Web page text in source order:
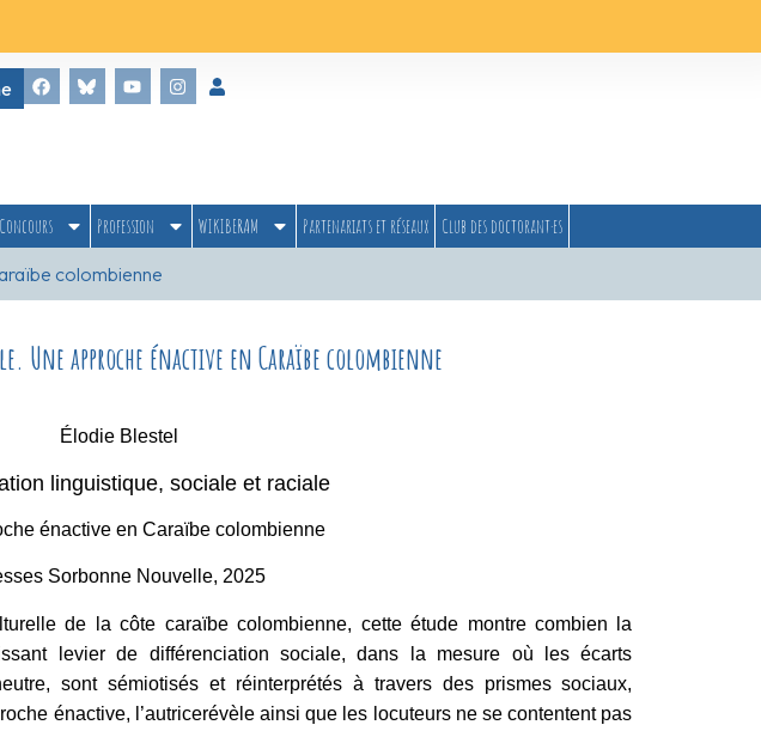
Profession WIKIBERAM Partenariats et réseaux
Club des doctorant·es
colombienne
approche énactive en Caraïbe colombienne
Élodie Blestel
linguistique, sociale et raciale
énactive en Caraïbe colombienne
Sorbonne Nouvelle, 2025
de la côte caraïbe colombienne, cette étude montre combien la
levier de différenciation sociale, dans la mesure où les écarts
sont sémiotisés et réinterprétés à travers des prismes sociaux,
énactive, l’autricerévèle ainsi que les locuteurs ne se contentent pas